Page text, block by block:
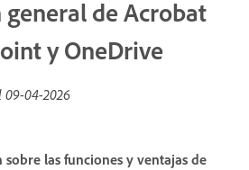
de Acrobat
y OneDrive
09-04-2026
las funciones y ventajas de